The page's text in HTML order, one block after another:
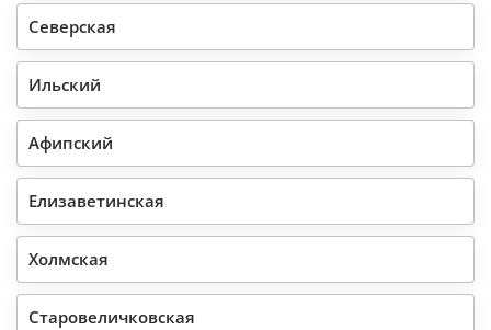
Северская
Ильский
Афипский
Елизаветинская
Холмская
Старовеличковская